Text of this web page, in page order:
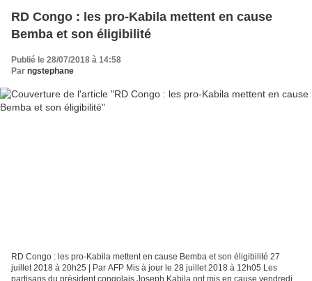
RD Congo : les pro-Kabila mettent en cause
Bemba et son éligibilité
Publié le 28/07/2018 à 14:58
Par ngstephane
RD Congo : les pro-Kabila mettent en cause Bemba et son éligibilité 27
juillet 2018 à 20h25 | Par AFP Mis à jour le 28 juillet 2018 à 12h05 Les
partisans du président congolais Joseph Kabila ont mis en cause vendredi